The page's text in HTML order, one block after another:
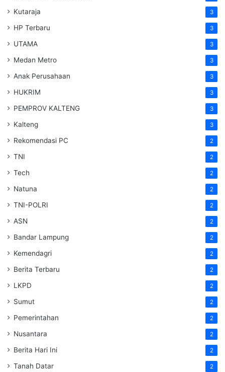
Kutaraja 3
HP Terbaru 3
UTAMA 3
Medan Metro 3
Anak Perusahaan 3
HUKRIM 3
PEMPROV KALTENG 3
Kalteng 3
Rekomendasi PC 2
TNI 2
Tech 2
Natuna 2
TNI-POLRI 2
ASN 2
Bandar Lampung 2
Kemendagri 2
Berita Terbaru 2
LKPD 2
Sumut 2
Pemerintahan 2
Nusantara 2
Berita Hari Ini 2
Tanah Datar 2